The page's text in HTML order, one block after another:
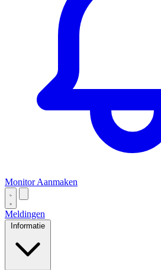
Monitor Aanmaken
Meldingen
Informatie